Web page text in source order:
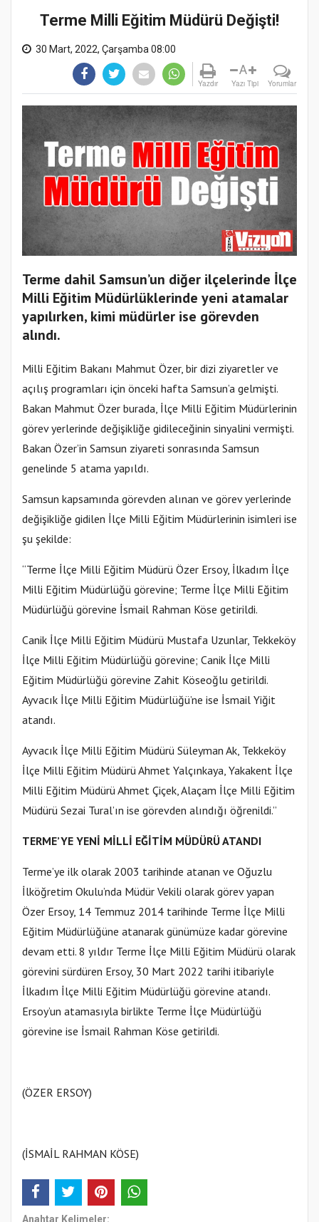
Terme Milli Eğitim Müdürü Değişti!
30 Mart, 2022, Çarşamba 08:00
Yazdır
A
Yazı Tipi Yorumlar
Terme dahil Samsun’un diğer ilçelerinde İlçe
Milli Eğitim Müdürlüklerinde yeni atamalar
yapılırken, kimi müdürler ise görevden
alındı.
Milli Eğitim Bakanı Mahmut Özer, bir dizi ziyaretler ve
açılış programları için önceki hafta Samsun’a gelmişti.
Bakan Mahmut Özer burada, İlçe Milli Eğitim Müdürlerinin
görev yerlerinde değişikliğe gidileceğinin sinyalini vermişti.
Bakan Özer’in Samsun ziyareti sonrasında Samsun
genelinde 5 atama yapıldı.
Samsun kapsamında görevden alınan ve görev yerlerinde
değişikliğe gidilen İlçe Milli Eğitim Müdürlerinin isimleri ise
şu şekilde:
“Terme İlçe Milli Eğitim Müdürü Özer Ersoy, İlkadım İlçe
Milli Eğitim Müdürlüğü görevine; Terme İlçe Milli Eğitim
Müdürlüğü görevine İsmail Rahman Köse getirildi.
Canik İlçe Milli Eğitim Müdürü Mustafa Uzunlar, Tekkeköy
İlçe Milli Eğitim Müdürlüğü görevine; Canik İlçe Milli
Eğitim Müdürlüğü görevine Zahit Köseoğlu getirildi.
Ayvacık İlçe Milli Eğitim Müdürlüğü’ne ise İsmail Yiğit
atandı.
Ayvacık İlçe Milli Eğitim Müdürü Süleyman Ak, Tekkeköy
İlçe Milli Eğitim Müdürü Ahmet Yalçınkaya, Yakakent İlçe
Milli Eğitim Müdürü Ahmet Çiçek, Alaçam İlçe Milli Eğitim
Müdürü Sezai Tural’ın ise görevden alındığı öğrenildi.”
TERME’YE YENİ MİLLİ EĞİTİM MÜDÜRÜ ATANDI
Terme’ye ilk olarak 2003 tarihinde atanan ve Oğuzlu
İlköğretim Okulu’nda Müdür Vekili olarak görev yapan
Özer Ersoy, 14 Temmuz 2014 tarihinde Terme İlçe Milli
Eğitim Müdürlüğüne atanarak günümüze kadar görevine
devam etti. 8 yıldır Terme İlçe Milli Eğitim Müdürü olarak
görevini sürdüren Ersoy, 30 Mart 2022 tarihi itibariyle
İlkadım İlçe Milli Eğitim Müdürlüğü görevine atandı.
Ersoy’un atamasıyla birlikte Terme İlçe Müdürlüğü
görevine ise İsmail Rahman Köse getirildi.
(ÖZER ERSOY)
(İSMAİL RAHMAN KÖSE)
Anahtar Kelimeler: